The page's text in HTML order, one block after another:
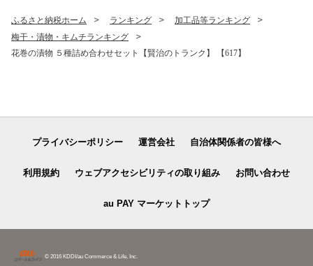
ふるさと納税ホーム ランキング
加工品等ランキング
梅干・漬物・キムチランキング
花巻の漬物 ５種詰め合わせセット【賢治のトランク】 【617】
プライバシーポリシー 運営会社 自治体関係者の皆様へ
利用規約 ウェブアクセシビリティの取り組み お問い合わせ
au PAY マーケットトップ
© 2016 KDDI/au Commerce & Life, Inc.